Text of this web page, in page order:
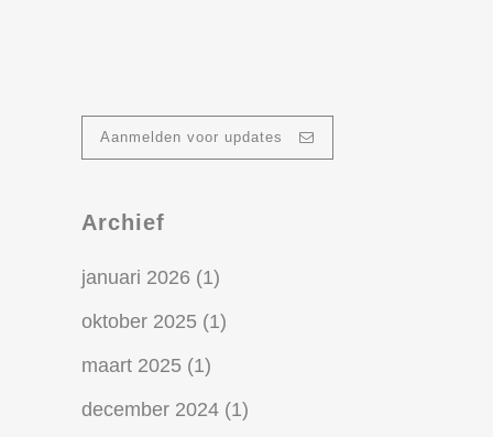
Aanmelden voor updates
Archief
januari 2026 (1)
oktober 2025 (1)
maart 2025 (1)
december 2024 (1)